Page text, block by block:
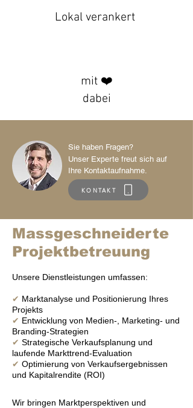
Lokal verankert
mit ❤️
dabei
Sie haben Fragen?
Unser Experte freut sich auf
Ihre Kontaktaufnahme.
KONTAKT
Massgeschneiderte
Projektbetreuung
Unsere Dienstleistungen umfassen:
✔ Marktanalyse und Positionierung Ihres
Projekts
✔ Entwicklung von Medien-, Marketing- und
Branding-Strategien
✔ Strategische Verkaufsplanung und
laufende Markttrend-Evaluation
✔ Optimierung von Verkaufsergebnissen
und Kapitalrendite (ROI)
Wir bringen Marktperspektiven und